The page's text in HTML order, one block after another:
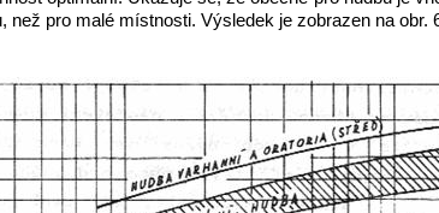
pro malé místnosti. Výsledek je zobrazen na obr.